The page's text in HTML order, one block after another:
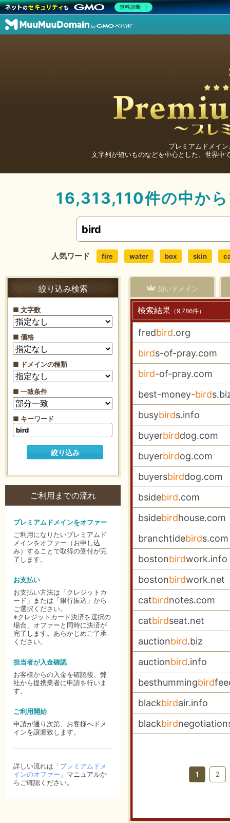
プレミアムドメイ
文字列が短いものなどを中心とした、世界中
16,313,110件の中か
人気ワード fire water box skin
絞り込み検索
■ 文字数
■ 価格
■ ドメインの種類
■ 一致条件
■ キーワード
ご利用までの流れ
プレミアムドメインをオファー
ご利用になりたいプレミアムド
メインをオファー（お申し込
み）することで取得の受付が完
了します。
お支払い
お支払い方法は「クレジットカ
ード」または「銀行振込」から
ご選択ください。
※クレジットカード決済を選択の
場合、オファーと同時に決済が
完了します。あらかじめご了承
ください。
担当者が入金確認
お客様からの入金を確認後、弊
社から提携業者に申請を行いま
す。
ご利用開始
申請が通り次第、お客様へドメ
インを譲渡致します。
詳しい流れは「プレミアムドメ
インのオファー 」マニュアルか
らご確認ください。
短いドメイン
検索結果 （9,786件）
fredbird.org
birds-of-pray.com
bird-of-pray.com
best-money-bird
busybirds.info
buyerbirddog.com
buyerbirdog.com
buyersbirddog.com
bsidebird.com
bsidebirdhouse.com
branchtidebirds.com
bostonbirdwork.info
bostonbirdwork.net
catbirdnotes.com
catbirdseat.net
auctionbird.biz
auctionbird.info
besthummingbird
blackbirdair.info
blackbird
1 2
無料診断